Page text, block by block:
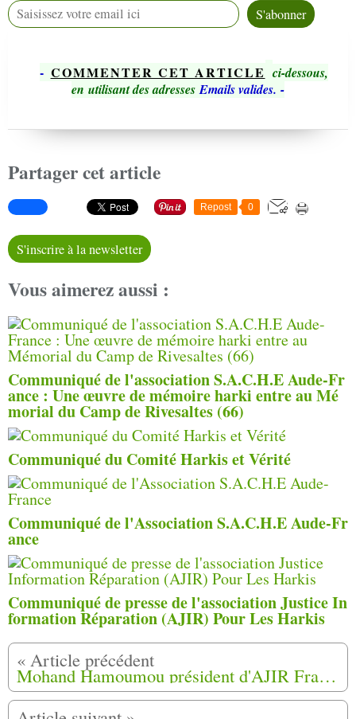
- COMMENTER CET ARTICLE ci-dessous,
en utilisant des adressesEmails valides. -
Partager cet article
Repost 0
S'inscrire à la newsletter
Vous aimerez aussi :
Communiqué de l'association S.A.C.H.E Aude-Fr
ance : Une œuvre de mémoire harki entre au Mé
morial du Camp de Rivesaltes (66)
Communiqué du Comité Harkis et Vérité
Communiqué de l'Association S.A.C.H.E Aude-Fr
ance
Communiqué de presse de l'association Justice In
formation Réparation (AJIR) Pour Les Harkis
Mohand Hamoumou président d'AJIR France reçu à l'Elysée